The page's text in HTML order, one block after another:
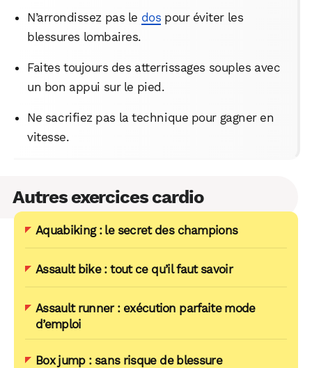
N’arrondissez pas le dos pour éviter les
blessures lombaires.
Faites toujours des atterrissages souples avec
un bon appui sur le pied.
Ne sacrifiez pas la technique pour gagner en
vitesse.
Autres exercices cardio
Aquabiking : le secret des champions
Assault bike : tout ce qu’il faut savoir
Assault runner : exécution parfaite mode
d’emploi
Box jump : sans risque de blessure